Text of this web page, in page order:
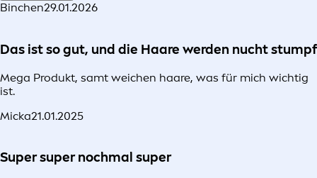
Binchen29.01.2026
Das ist so gut, und die Haare werden nucht stumpf
Mega Produkt, samt weichen haare, was für mich wichtig
ist.
Micka21.01.2025
Super super nochmal super